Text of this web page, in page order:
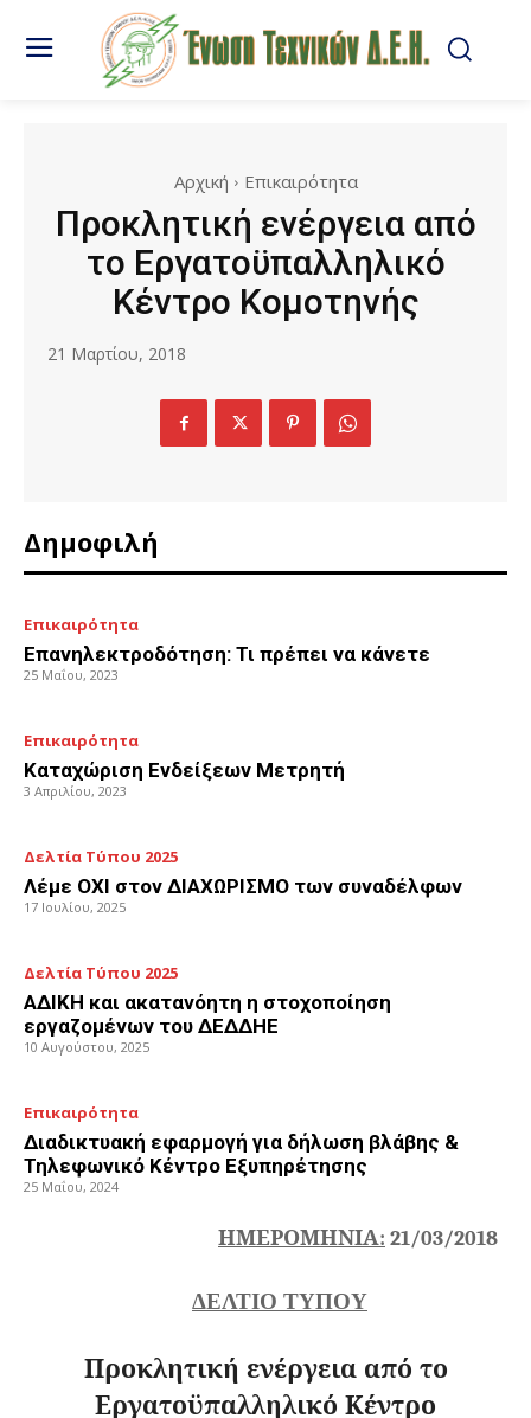
Αρχική Επικαιρότητα
Προκλητική ενέργεια από
το Εργατοϋπαλληλικό
Κέντρο Κομοτηνής
21 Μαρτίου, 2018
Δημοφιλή
Επικαιρότητα
Επανηλεκτροδότηση: Τι πρέπει να κάνετε
25 Μαΐου, 2023
Επικαιρότητα
Καταχώριση Ενδείξεων Μετρητή
3 Απριλίου, 2023
Δελτία Τύπου 2025
Λέμε ΟΧΙ στον ΔΙΑΧΩΡΙΣΜΟ των συναδέλφων
17 Ιουλίου, 2025
Δελτία Τύπου 2025
ΑΔΙΚΗ και ακατανόητη η στοχοποίηση
εργαζομένων του ΔΕΔΔΗΕ
10 Αυγούστου, 2025
Επικαιρότητα
Διαδικτυακή εφαρμογή για δήλωση βλάβης &
Τηλεφωνικό Κέντρο Εξυπηρέτησης
25 Μαΐου, 2024
ΗΜΕΡΟΜΗΝΙΑ: 21/03/2018
ΔΕΛΤΙΟ ΤΥΠΟΥ
Προκλητική ενέργεια από το
Εργατοϋπαλληλικό Κέντρο